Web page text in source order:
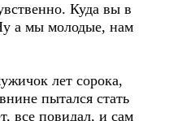
Куда вы в
а мы молодые, нам
лет сорока,
пытался стать
все повидал, и сам